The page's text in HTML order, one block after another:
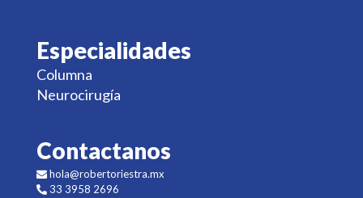
Especialidades
Columna
Neurocirugía
Contactanos
hola@robertoriestra.mx
33 3958 2696